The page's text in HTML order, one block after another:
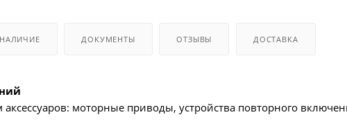
НАЛИЧИЕ ДОКУМЕНТЫ ОТЗЫВЫ ДОСТАВКА
моторные приводы, устройства повторного